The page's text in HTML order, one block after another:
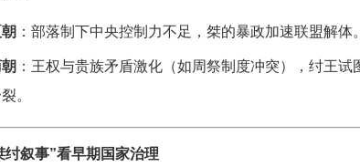
：部落制下中央控制力不足，桀的暴政加速联盟解体。
：王权与贵族矛盾激化（如周祭制度冲突），纣王
。
纣叙事”看早期国家治理